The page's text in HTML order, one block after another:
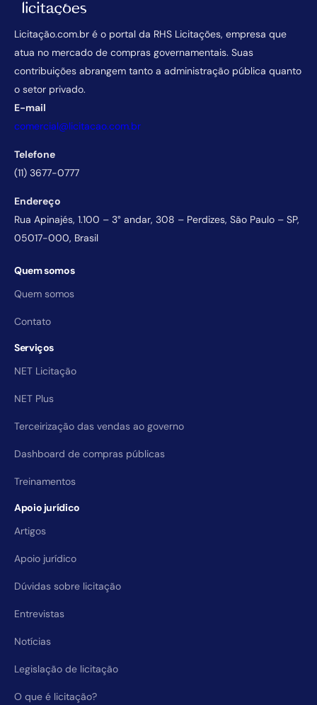
Licitação.com.br é o portal da RHS Licitações, empresa que
atua no mercado de compras governamentais. Suas
contribuições abrangem tanto a administração pública quanto
o setor privado.
E-mail
comercial@licitacao.com.br
Telefone
(11) 3677-0777
Endereço
Rua Apinajés, 1.100 – 3° andar, 308 – Perdizes, São Paulo – SP,
05017-000, Brasil
Quem somos
Quem somos
Contato
Serviços
NET Licitação
NET Plus
Terceirização das vendas ao governo
Dashboard de compras públicas
Treinamentos
Apoio jurídico
Artigos
Apoio jurídico
Dúvidas sobre licitação
Entrevistas
Notícias
Legislação de licitação
O que é licitação?